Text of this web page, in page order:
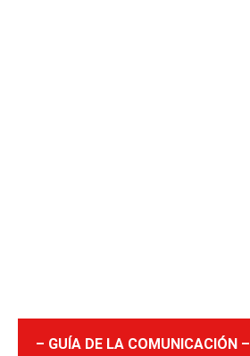
– GUÍA DE LA COMUNICACIÓN –